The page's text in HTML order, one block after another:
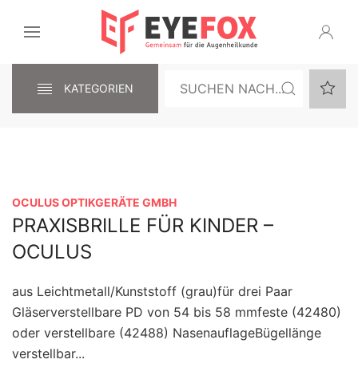
KATEGORIEN
OCULUS OPTIKGERÄTE GMBH
PRAXISBRILLE FÜR KINDER –
OCULUS
aus Leichtmetall/Kunststoff (grau)für drei Paar
Gläserverstellbare PD von 54 bis 58 mmfeste (42480)
oder verstellbare (42488) NasenauflageBügellänge
verstellbar...